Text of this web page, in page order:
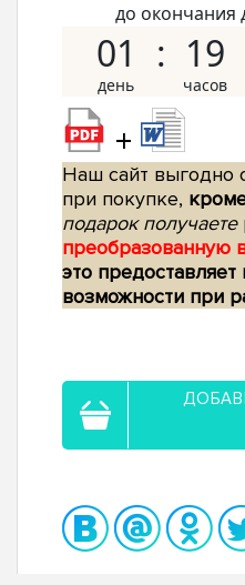
до окончания
01 19
+
Наш сайт выгодно
при покупке,
подарок получаете
преобразованную
это
возможности при